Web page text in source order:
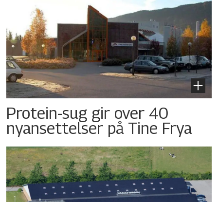
Protein-sug gir over 40
nyansettelser på Tine Frya